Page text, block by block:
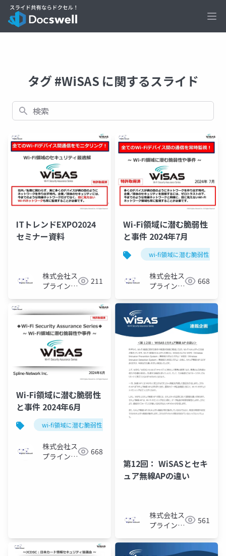
タグ #WiSAS に関するスライド
検索
ITトレンドEXPO2024
セミナー資料
株式会社ス
プライン・
211
Wi-Fi領域に潜む脆弱性
と事件 2024年7月
wi-fi領域に潜む脆弱性と事
株式会社ス
プライン・
ク
668
Wi-Fi領域に潜む脆弱性
と事件 2024年6月
wi-fi領域に潜む脆弱性と事件
株式会社ス
プライン・
668
第12回： WiSASとセキ
ュア無線APの違い
株式会社ス
プライン・
ク
561